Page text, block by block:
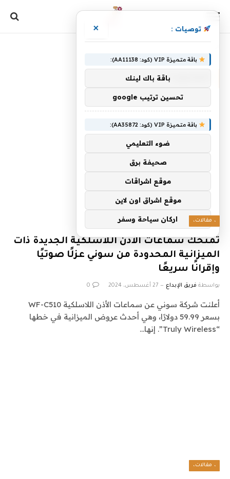
المحدودة
، مقالات،
تمنحك سماعات الأذن اللاسلكية الجديدة ذات
الميزانية المحدودة من سوني عزلًا صوتيًا
وإقرانًا سريعًا
بواسطة فريق الإبداع 27 أغسطس، 2024 0
أعلنت شركة سوني عن سماعات الأذن اللاسلكية WF-C510
بسعر 59.99 دولارًا، وهي أحدث عروض الميزانية في خطها
“Truly Wireless”. إنها…
، مقالات،
توصيات : ×
باقة متميزة VIP (كود: AA11138):
باقة باك لينك
تحسين ترتيب google
باقة متميزة VIP (كود: AA35872):
ضوء التعليمي
صحيفة برق
موقع اشراقات
موقع اشراق اون لاين
اركان سياحة وسفر